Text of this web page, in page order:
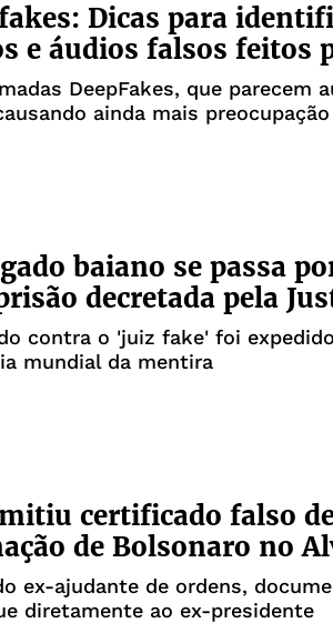
Dicas para
e áudios falsos feitos
DeepFakes, que parecem
ainda mais
baiano se passa
decretada pela
contra o 'juiz fake' foi
mundial da mentira
certificado falso
de Bolsonaro no
ex-ajudante de ordens,
diretamente ao ex-presidente